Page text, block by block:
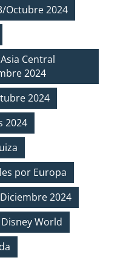
Octubre 2024
Central
2024
2024
2024
por Europa
2024
World